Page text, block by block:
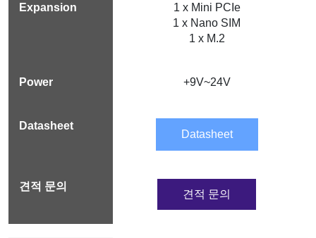
1 x Mini PCIe
1 x Nano SIM
1 x M.2
+9V~24V
Datasheet
견적 문의